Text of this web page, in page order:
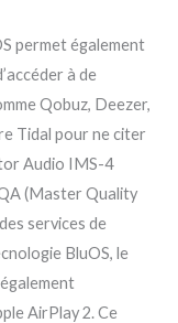
permet également
à de
Qobuz, Deezer,
Tidal pour ne citer
Audio IMS-4
(Master Quality
services de
BluOS, le
AirPlay 2. Ce